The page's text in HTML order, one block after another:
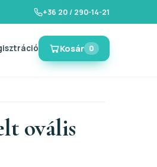
+36 20 / 290-14-21
Kosár 0
ovális